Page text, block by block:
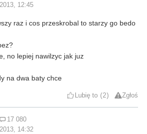
12:45
raz i cos przeskrobal to starzy go bedo
no lepiej nawilzyc jak juz
na dwa baty chce
Lubię to 2 Zgłoś
17 080
14:32